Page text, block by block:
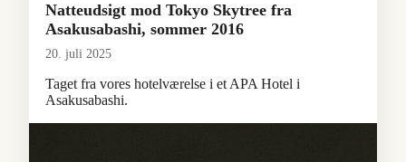
Natteudsigt mod Tokyo Skytree fra
Asakusabashi, sommer 2016
20. juli 2025
Taget fra vores hotelværelse i et APA Hotel i
Asakusabashi.